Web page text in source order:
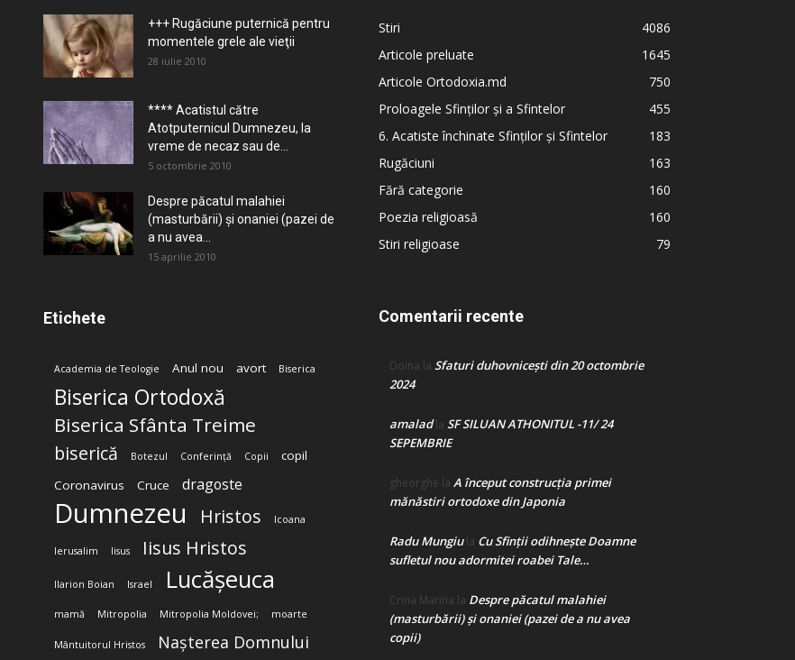
+++ Rugăciune puternică pentru
momentele grele ale vieţii
28 iulie 2010
**** Acatistul către
Atotputernicul Dumnezeu, la
vreme de necaz sau de...
5 octombrie 2010
Despre păcatul malahiei
(masturbării) şi onaniei (pazei de
a nu avea...
15 aprilie 2010
Etichete
Academia de Teologie Anul nou avort Biserica
Biserica Ortodoxă
Biserica Sfânta Treime
biserică Botezul Conferință Copii
copil
Coronavirus
Cruce dragoste
Dumnezeu Hristos Icoana
Ierusalim Iisus Iisus Hristos
Ilarion Boian Israel Lucășeuca
mamă Mitropolia Mitropolia Moldovei; moarte
Mântuitorul Hristos Nașterea Domnului
Stiri
4086
Articole preluate
1645
Articole Ortodoxia.md
750
Proloagele Sfinților și a Sfintelor
455
6. Acatiste închinate Sfinților și Sfintelor
183
Rugăciuni
163
Fără categorie
160
Poezia religioasă
160
Stiri religioase
79
Comentarii recente
Doina la Sfaturi duhovnicești din 20 octombrie
2024
amaladla SF SILUAN ATHONITUL -11/ 24
SEPEMBRIE
gheorghe la A început construcţia primei
mănăstiri ortodoxe din Japonia
Radu Mungiula Cu Sfinții odihnește Doamne
sufletul nou adormitei roabei Tale…
Crina Marina la Despre păcatul malahiei
(masturbării) şi onaniei (pazei de a nu avea
copii)